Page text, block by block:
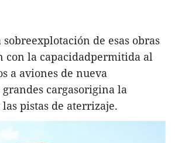
de esas obras
con la capacidadpermitida al
a aviones de nueva
cargasorigina la
pistas de aterrizaje.